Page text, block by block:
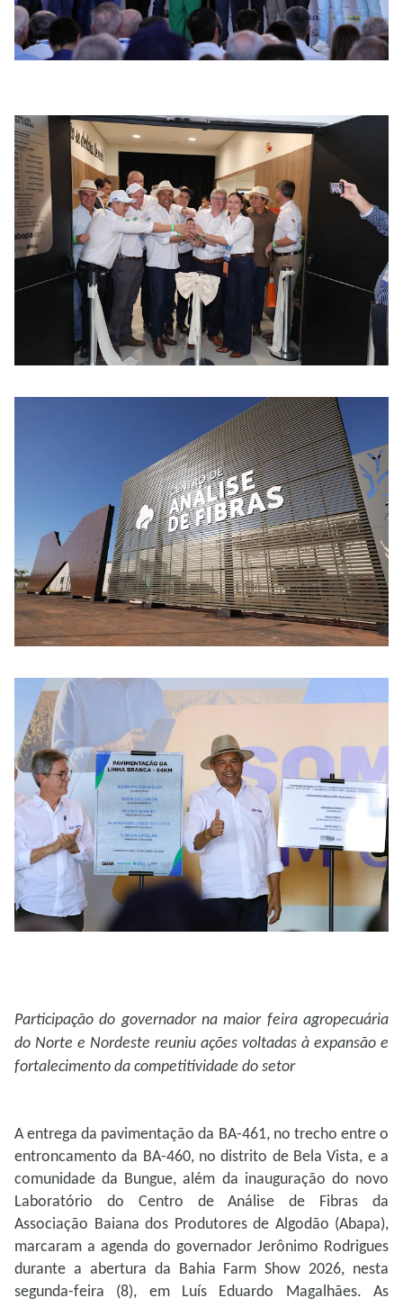
Participação do governador na maior feira agropecuária
do Norte e Nordeste reuniu ações voltadas à expansão e
fortalecimento da competitividade do setor
A entrega da pavimentação da BA-461, no trecho entre o
entroncamento da BA-460, no distrito de Bela Vista, e a
comunidade da Bungue, além da inauguração do novo
Laboratório do Centro de Análise de Fibras da
Associação Baiana dos Produtores de Algodão (Abapa),
marcaram a agenda do governador Jerônimo Rodrigues
durante a abertura da Bahia Farm Show 2026, nesta
segunda-feira (8), em Luís Eduardo Magalhães. As